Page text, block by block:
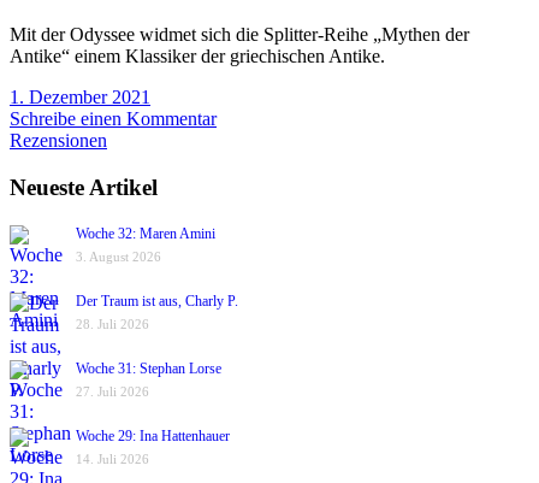
Mit der Odyssee widmet sich die Splitter-Reihe „Mythen der
Antike“ einem Klassiker der griechischen Antike.
1. Dezember 2021
Schreibe einen Kommentar
Rezensionen
Neueste Artikel
Woche 32: Maren Amini
3. August 2026
Der Traum ist aus, Charly P.
28. Juli 2026
Woche 31: Stephan Lorse
27. Juli 2026
Woche 29: Ina Hattenhauer
14. Juli 2026